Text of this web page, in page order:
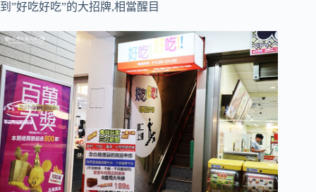
到”好吃好吃”的大招牌,相當醒目